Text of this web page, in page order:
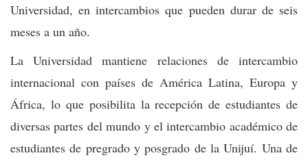
Universidad, en intercambios que pueden durar de seis
meses a un año.
La Universidad mantiene relaciones de intercambio
internacional con países de América Latina, Europa y
África, lo que posibilita la recepción de estudiantes de
diversas partes del mundo y el intercambio académico de
estudiantes de pregrado y posgrado de la Unijuí. Una de